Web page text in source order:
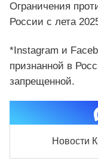
Ограничения
России с лета
*Instagram и
признанной в
запрещенной.
Новости